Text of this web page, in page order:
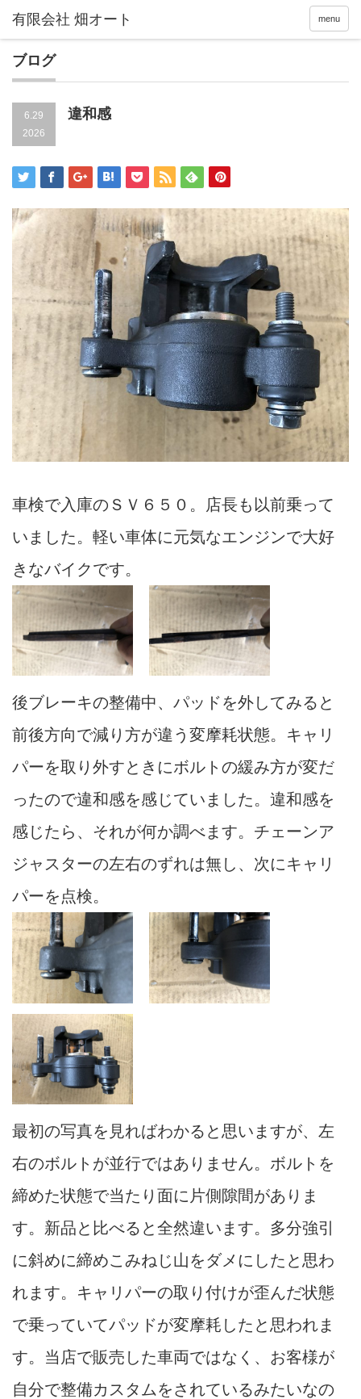
menu
ブログ
6.29
2026
違和感
車検で入庫のＳＶ６５０。店長も以前乗って
いました。軽い車体に元気なエンジンで大好
きなバイクです。
後ブレーキの整備中、パッドを外してみると
前後方向で減り方が違う変摩耗状態。キャリ
パーを取り外すときにボルトの緩み方が変だ
ったので違和感を感じていました。違和感を
感じたら、それが何か調べます。チェーンア
ジャスターの左右のずれは無し、次にキャリ
パーを点検。
最初の写真を見ればわかると思いますが、左
右のボルトが並行ではありません。ボルトを
締めた状態で当たり面に片側隙間がありま
す。新品と比べると全然違います。多分強引
に斜めに締めこみねじ山をダメにしたと思わ
れます。キャリパーの取り付けが歪んだ状態
で乗っていてパッドが変摩耗したと思われま
す。当店で販売した車両ではなく、お客様が
自分で整備カスタムをされているみたいなの